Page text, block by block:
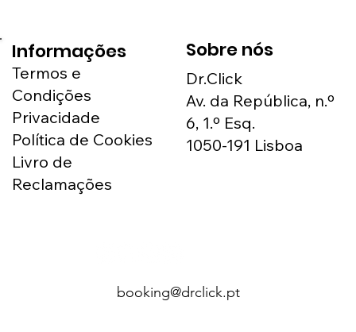
Informações
Termos e
Condições
Privacidade
Política de Cookies
Livro de
Reclamações
Sobre nós
Dr.Click
Av. da República, n.º
6, 1.º Esq.
1050-191 Lisboa
booking@drclick.pt